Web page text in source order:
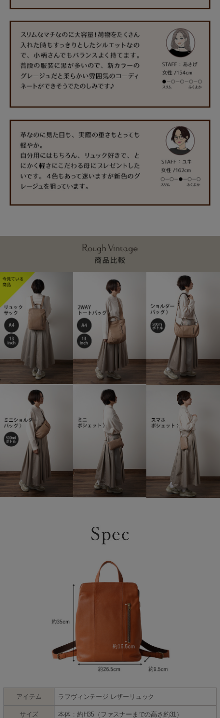
アイテム ラフヴィンテージ レザーリュック
サイズ
本体：約H35（ファスナーまでの高さ約31）